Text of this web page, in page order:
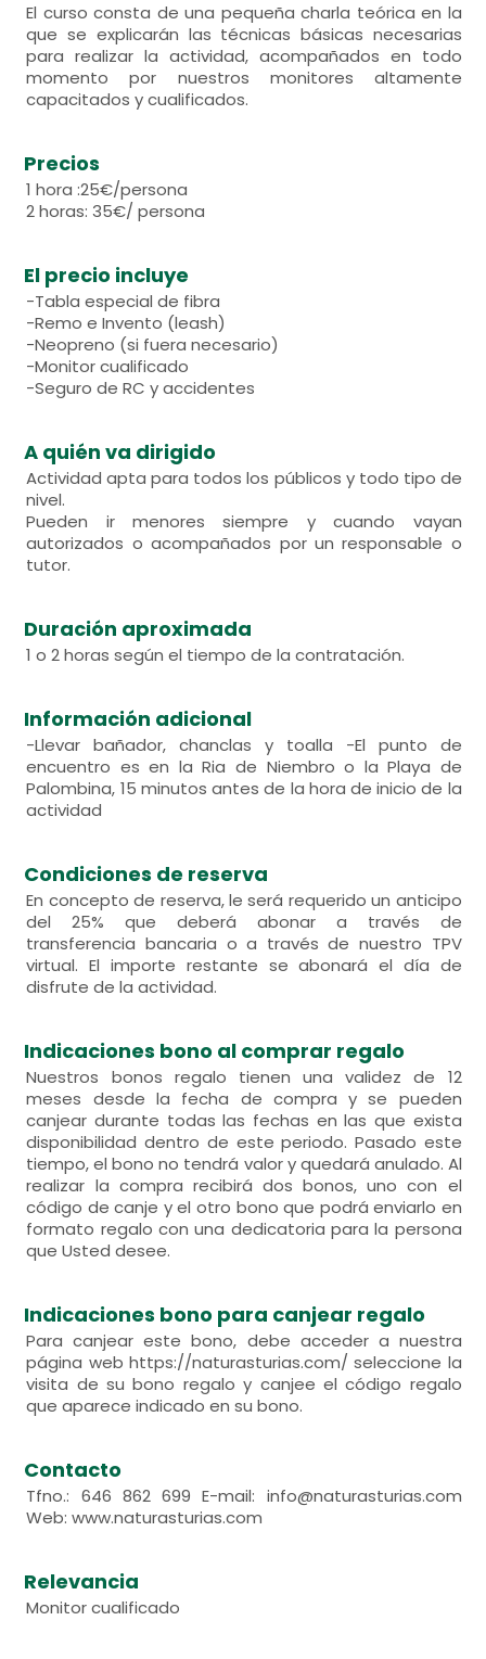
El curso consta de una pequeña charla teórica en la
que se explicarán las técnicas básicas necesarias
para realizar la actividad, acompañados en todo
momento por nuestros monitores altamente
capacitados y cualificados.
Precios
1 hora :25€/persona
2 horas: 35€/ persona
El precio incluye
-Tabla especial de fibra
-Remo e Invento (leash)
-Neopreno (si fuera necesario)
-Monitor cualificado
-Seguro de RC y accidentes
A quién va dirigido
Actividad apta para todos los públicos y todo tipo de
nivel.
Pueden ir menores siempre y cuando vayan
autorizados o acompañados por un responsable o
tutor.
Duración aproximada
1 o 2 horas según el tiempo de la contratación.
Información adicional
-Llevar bañador, chanclas y toalla -El punto de
encuentro es en la Ria de Niembro o la Playa de
Palombina, 15 minutos antes de la hora de inicio de la
actividad
Condiciones de reserva
En concepto de reserva, le será requerido un anticipo
del 25% que deberá abonar a través de
transferencia bancaria o a través de nuestro TPV
virtual. El importe restante se abonará el día de
disfrute de la actividad.
Indicaciones bono al comprar regalo
Nuestros bonos regalo tienen una validez de 12
meses desde la fecha de compra y se pueden
canjear durante todas las fechas en las que exista
disponibilidad dentro de este periodo. Pasado este
tiempo, el bono no tendrá valor y quedará anulado. Al
realizar la compra recibirá dos bonos, uno con el
código de canje y el otro bono que podrá enviarlo en
formato regalo con una dedicatoria para la persona
que Usted desee.
Indicaciones bono para canjear regalo
Para canjear este bono, debe acceder a nuestra
página web https://naturasturias.com/ seleccione la
visita de su bono regalo y canjee el código regalo
que aparece indicado en su bono.
Contacto
Tfno.: 646 862 699 E-mail: info@naturasturias.com
Web: www.naturasturias.com
Relevancia
Monitor cualificado